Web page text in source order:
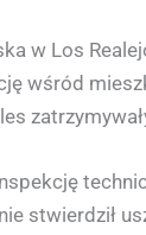
w Los
wśród
stwierdził